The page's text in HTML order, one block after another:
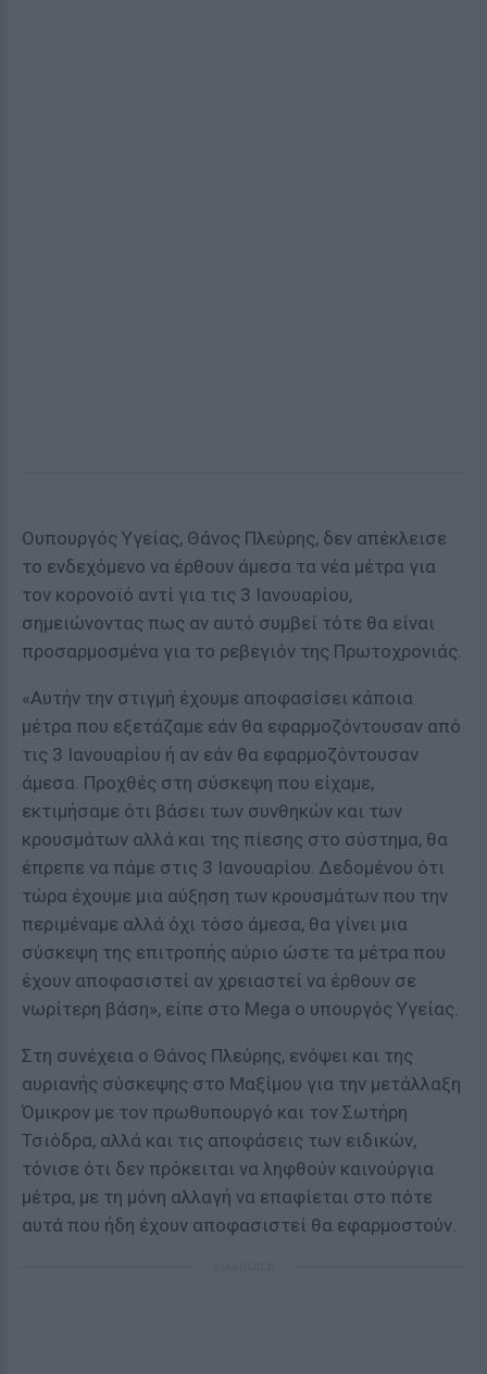
Ουπουργός Υγείας, Θάνος Πλεύρης, δεν απέκλεισε
το ενδεχόμενο να έρθουν άμεσα τα νέα μέτρα για
τον κορονοϊό αντί για τις 3 Ιανουαρίου,
σημειώνοντας πως αν αυτό συμβεί τότε θα είναι
προσαρμοσμένα για το ρεβεγιόν της Πρωτοχρονιάς.
«Αυτήν την στιγμή έχουμε αποφασίσει κάποια
μέτρα που εξετάζαμε εάν θα εφαρμοζόντουσαν από
τις 3 Ιανουαρίου ή αν εάν θα εφαρμοζόντουσαν
άμεσα. Προχθές στη σύσκεψη που είχαμε,
εκτιμήσαμε ότι βάσει των συνθηκών και των
κρουσμάτων αλλά και της πίεσης στο σύστημα, θα
έπρεπε να πάμε στις 3 Ιανουαρίου. Δεδομένου ότι
τώρα έχουμε μια αύξηση των κρουσμάτων που την
περιμέναμε αλλά όχι τόσο άμεσα, θα γίνει μια
σύσκεψη της επιτροπής αύριο ώστε τα μέτρα που
έχουν αποφασιστεί αν χρειαστεί να έρθουν σε
νωρίτερη βάση», είπε στο Mega ο υπουργός Υγείας.
Στη συνέχεια ο Θάνος Πλεύρης, ενόψει και της
αυριανής σύσκεψης στο Μαξίμου για την μετάλλαξη
Όμικρον με τον πρωθυπουργό και τον Σωτήρη
Τσιόδρα, αλλά και τις αποφάσεις των ειδικών,
τόνισε ότι δεν πρόκειται να ληφθούν καινούργια
μέτρα, με τη μόνη αλλαγή να επαφίεται στο πότε
αυτά που ήδη έχουν αποφασιστεί θα εφαρμοστούν.